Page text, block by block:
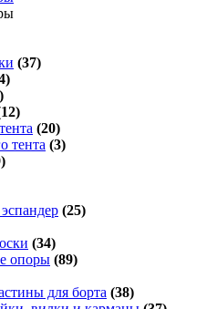
(37)
(20)
тента (3)
(25)
(34)
опоры (89)
для борта (38)